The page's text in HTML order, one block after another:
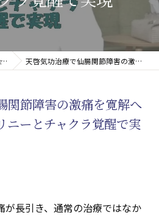
天啓気功治療で仙腸関節障害の激痛を寛解へ導く施術をクンダリニーとチャクラ覚醒で実現
関節障害の激痛を寛解へ
ニーとチャクラ覚醒で実
が長引き、通常の治療ではなか